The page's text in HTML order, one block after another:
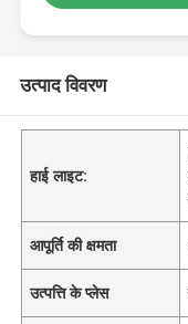
उत्पाद विवरण
हाई लाइट:
आपूर्ति की क्षमता
उत्पत्ति के प्लेस